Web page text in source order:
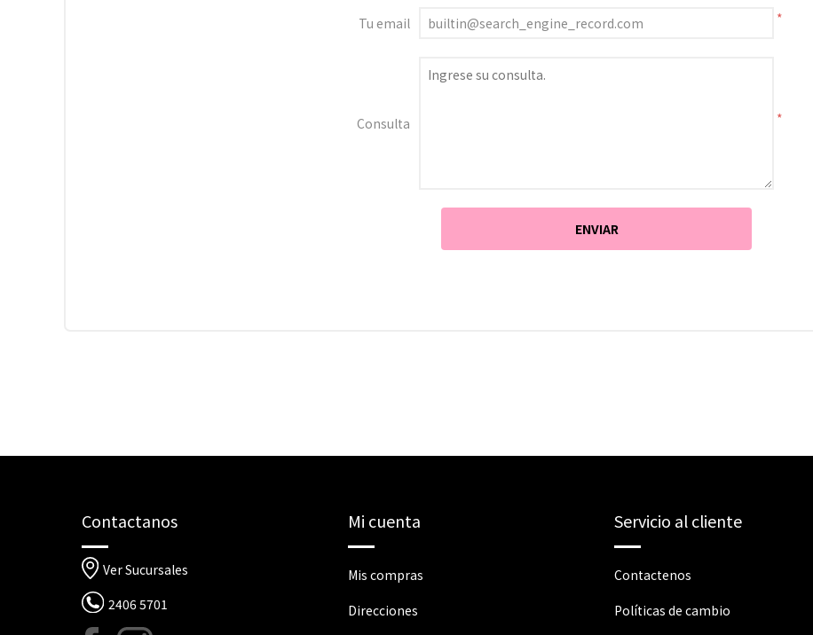
Tu email *
Consulta *
Contactanos
Ver Sucursales
2406 5701
Mi cuenta
Mis compras
Direcciones
Servicio al cliente
Contactenos
Políticas de cambio